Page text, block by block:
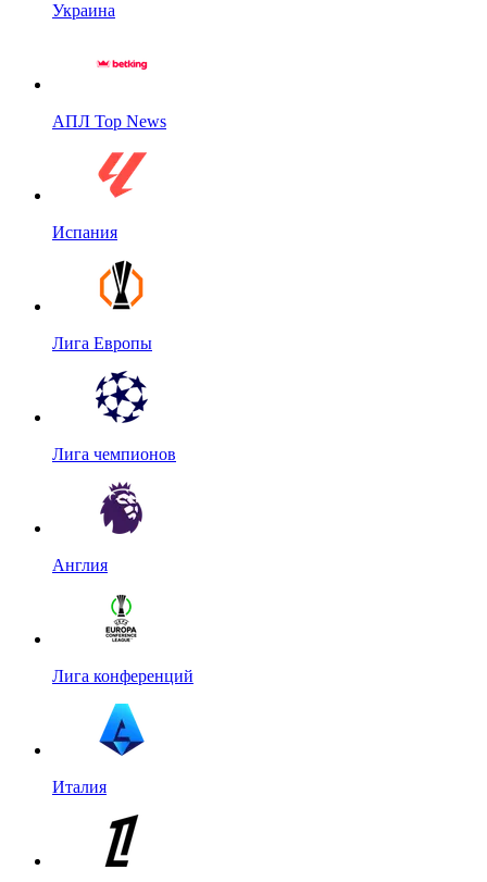
Украина
АПЛ Top News
Испания
Лига Европы
Лига чемпионов
Англия
Лига конференций
Италия